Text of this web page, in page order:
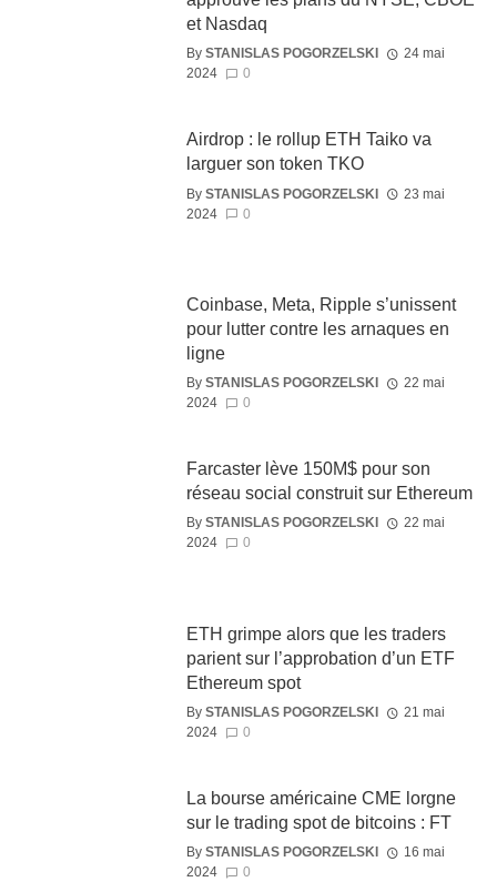
et Nasdaq
By STANISLAS POGORZELSKI
24 mai
2024
0
Airdrop : le rollup ETH Taiko va
larguer son token TKO
By STANISLAS POGORZELSKI
23 mai
2024
0
Coinbase, Meta, Ripple s’unissent
pour lutter contre les arnaques en
ligne
By STANISLAS POGORZELSKI
22 mai
2024
0
Farcaster lève 150M$ pour son
réseau social construit sur Ethereum
By STANISLAS POGORZELSKI
22 mai
2024
0
ETH grimpe alors que les traders
parient sur l’approbation d’un ETF
Ethereum spot
By STANISLAS POGORZELSKI
21 mai
2024
0
La bourse américaine CME lorgne
sur le trading spot de bitcoins : FT
By STANISLAS POGORZELSKI
16 mai
2024
0